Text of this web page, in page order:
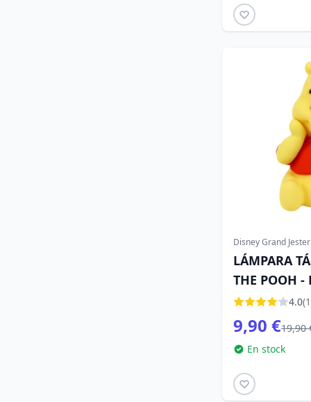
Disney Grand Jester
LÁMPARA
THE POOH -
JESTER
4.0
9,90 €19,90
En stock